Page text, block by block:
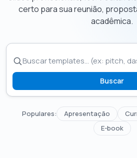
certo para sua reunião,
acadêmica.
Buscar
Populares: Apresentação
E-book